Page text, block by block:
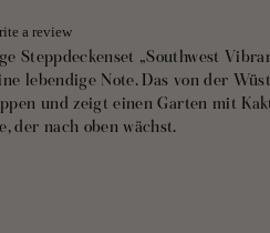
a review
Steppdeckenset „Southwest
lebendige Note. Das von der
und zeigt einen Garten mit
der nach oben wächst.
Kakteenpflanzen schafft einen
und über der Gartenlandschaft